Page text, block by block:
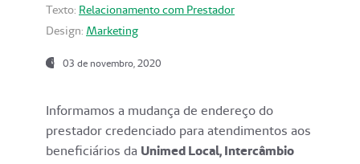
Texto: Relacionamento com Prestador
Design: Marketing
03 de novembro, 2020
Informamos a mudança de endereço do
prestador credenciado para atendimentos aos
beneficiários da Unimed Local, Intercâmbio